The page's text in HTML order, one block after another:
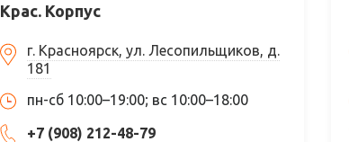
Крас. Корпус
г. Красноярск, ул. Лесопильщиков, д.
181
пн-сб 10:00–19:00; вс 10:00–18:00
+7 (908) 212-48-79